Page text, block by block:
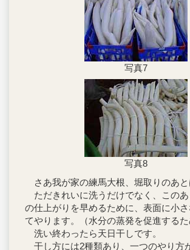
写真7
写真8
さあ我が家の練馬大根、堀取りのあと
ただきれいに洗うだけでなく、このあ
の仕上がりを早めるために、表面に小
てやります。（水分の蒸発を促進するた
洗い終わったら天日干しです。
干し方には2種類あり、一つのやり方